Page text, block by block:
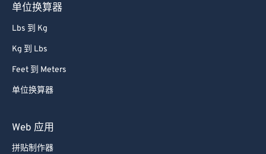
单位换算器
Lbs 到 Kg
Kg 到 Lbs
Feet 到 Meters
单位换算器
Web 应用
拼贴制作器